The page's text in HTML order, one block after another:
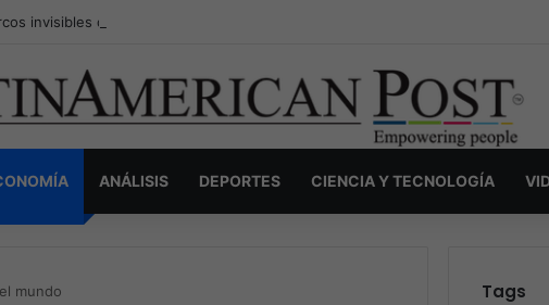
invisibles de Colombia: la guerra secreta por la verdad, el poder y la nueva
ANÁLISIS DEPORTES CIENCIA Y TECNOLOGÍA
mundo Tags